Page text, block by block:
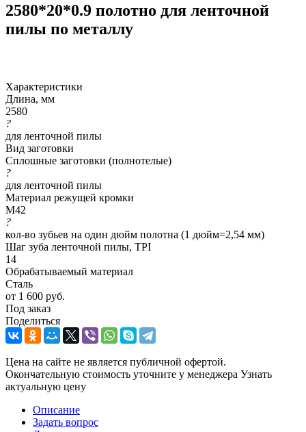
2580*20*0.9 полотно для ленточной
пилы по металлу
Характеристики
Длина, мм
2580
?
для ленточной пилы
Вид заготовки
Сплошные заготовки (полнотелые)
?
для ленточной пилы
Материал режущей кромки
M42
?
кол-во зубьев на один дюйм полотна (1 дюйм=2,54 мм)
Шаг зуба ленточной пилы, TPI
14
Обрабатываемый материал
Сталь
от 1 600 руб.
Под заказ
Поделиться
Цена на сайте не является публичной офертой.
Окончательную стоимость уточните у менеджера Узнать
актуальную цену
Описание
Задать вопрос